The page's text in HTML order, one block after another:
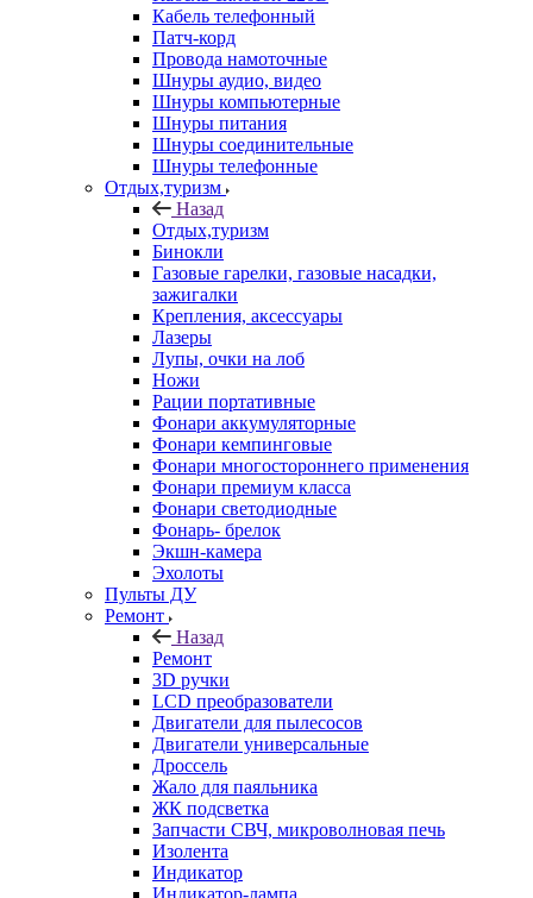
Кабель телефонный
Патч-корд
Провода намоточные
Шнуры аудио, видео
Шнуры компьютерные
Шнуры питания
Шнуры соединительные
Шнуры телефонные
Отдых,туризм
Назад
Отдых,туризм
Бинокли
Газовые гарелки, газовые насадки,
зажигалки
Крепления, аксессуары
Лазеры
Лупы, очки на лоб
Ножи
Рации портативные
Фонари аккумуляторные
Фонари кемпинговые
Фонари многостороннего применения
Фонари премиум класса
Фонари светодиодные
Фонарь- брелок
Экшн-камера
Эхолоты
Пульты ДУ
Ремонт
Назад
Ремонт
3D ручки
LCD преобразователи
Двигатели для пылесосов
Двигатели универсальные
Дроссель
Жало для паяльника
ЖК подсветка
Запчасти СВЧ, микроволновая печь
Изолента
Индикатор
Индикатор-лампа